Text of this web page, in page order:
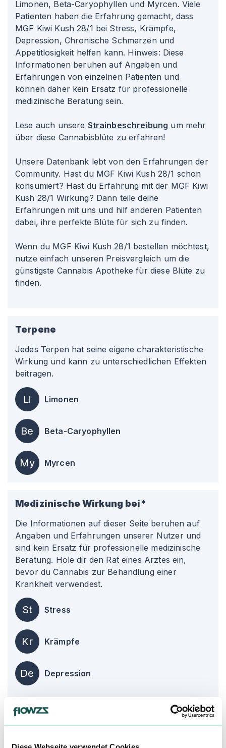
Limonen, Beta-Caryophyllen und Myrcen. Viele
Patienten haben die Erfahrung gemacht, dass
MGF Kiwi Kush 28/1 bei Stress, Krämpfe,
Depression, Chronische Schmerzen und
Appetitlosigkeit helfen kann. Hinweis: Diese
Informationen beruhen auf Angaben und
Erfahrungen von einzelnen Patienten und
können daher kein Ersatz für professionelle
medizinische Beratung sein.
Lese auch unsere Strainbeschreibung um mehr
über diese Cannabisblüte zu erfahren!
Unsere Datenbank lebt von den Erfahrungen der
Community. Hast du MGF Kiwi Kush 28/1 schon
konsumiert? Hast du Erfahrung mit der MGF Kiwi
Kush 28/1 Wirkung? Dann teile deine
Erfahrungen mit uns und hilf anderen Patienten
dabei, ihre perfekte Blüte für sich zu finden.
Wenn du MGF Kiwi Kush 28/1 bestellen möchtest,
nutze einfach unseren Preisvergleich um die
günstigste Cannabis Apotheke für diese Blüte zu
finden.
Terpene
Jedes Terpen hat seine eigene charakteristische
Wirkung und kann zu unterschiedlichen Effekten
beitragen.
Li Limonen
Be Beta-Caryophyllen
My Myrcen
Medizinische Wirkung bei*
Die Informationen auf dieser Seite beruhen auf
Angaben und Erfahrungen unserer Nutzer und
sind kein Ersatz für professionelle medizinische
Beratung. Hole dir den Rat eines Arztes ein,
bevor du Cannabis zur Behandlung einer
Krankheit verwendest.
St Stress
Kr Krämpfe
De Depression
alle einblenden